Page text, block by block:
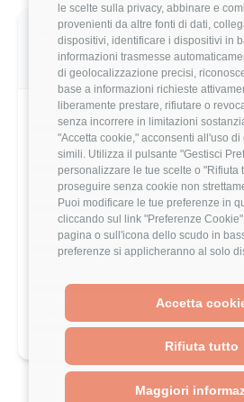
le scelte sulla privacy, abbinare e
provenienti da altre fonti di dati,
dispositivi, identificare i dispositivi in
informazioni trasmesse
di geolocalizzazione precisi,
base a informazioni richieste
liberamente prestare, rifiutare o
senza incorrere in limitazioni
"Accetta cookie," acconsenti all'uso di
simili. Utilizza il pulsante "Gestisci
personalizzare le tue scelte o "Rifiuta
proseguire senza cookie non
Puoi modificare le tue preferenze in
cliccando sul link "Preferenze
pagina o sull'icona dello scudo in
preferenze si applicheranno al solo
Accetta
Rifiuta tutto
Maggiori
Vuoi comparare il
stipendio?
Scopri come il tuo
rispetto al mercato con
dettagliate per ruolo,
località.
Vai al comparatore
Valutazione complessiva